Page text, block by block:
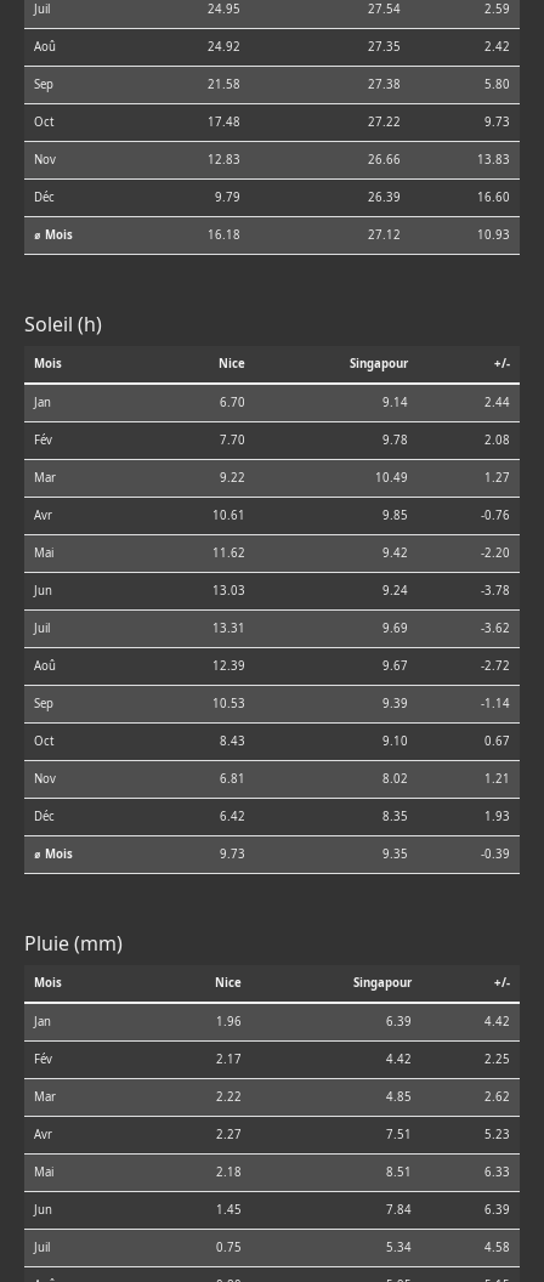
Juil 24.95 27.54 2.59
Aoû 24.92 27.35 2.42
Sep 21.58 27.38 5.80
Oct 17.48 27.22 9.73
Nov 12.83 26.66 13.83
Déc 9.79 26.39 16.60
⌀ Mois 16.18 27.12 10.93
Soleil (h)
Mois Nice Singapour +/-
Jan 6.70 9.14 2.44
Fév 7.70 9.78 2.08
Mar 9.22 10.49 1.27
Avr 10.61 9.85 -0.76
Mai 11.62 9.42 -2.20
Jun 13.03 9.24 -3.78
Juil 13.31 9.69 -3.62
Aoû 12.39 9.67 -2.72
Sep 10.53 9.39 -1.14
Oct 8.43 9.10 0.67
Nov 6.81 8.02 1.21
Déc 6.42 8.35 1.93
⌀ Mois 9.73 9.35 -0.39
Pluie (mm)
Mois Nice Singapour +/-
Jan 1.96 6.39 4.42
Fév 2.17 4.42 2.25
Mar 2.22 4.85 2.62
Avr 2.27 7.51 5.23
Mai 2.18 8.51 6.33
Jun 1.45 7.84 6.39
Juil 0.75 5.34 4.58